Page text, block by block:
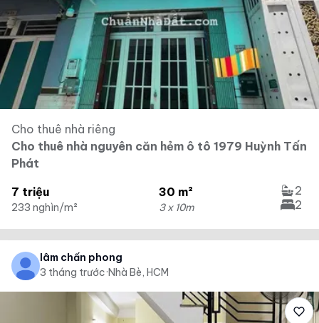
Cho thuê nhà riêng
Cho thuê nhà nguyên căn hẻm ô tô 1979 Huỳnh Tấn
Phát
7 triệu
233 nghìn/m²
30 m²
3 x 10m
2
2
lâm chấn phong
3 tháng trước·Nhà Bè, HCM